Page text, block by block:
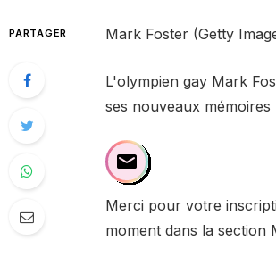
PARTAGER Mark Foster (Getty
L'olympien gay Mark
ses nouveaux
Merci pour votre
moment dans la